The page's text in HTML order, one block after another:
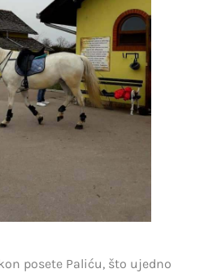
posete Paliću, što ujedno